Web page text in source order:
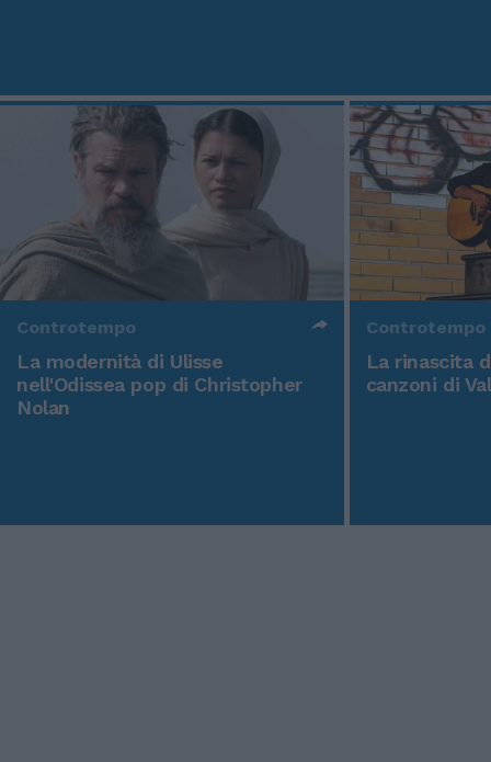
Controtempo
La modernità di Ulisse
nell'Odissea pop di Christopher
Nolan
Controtempo
La rinascita
canzoni di